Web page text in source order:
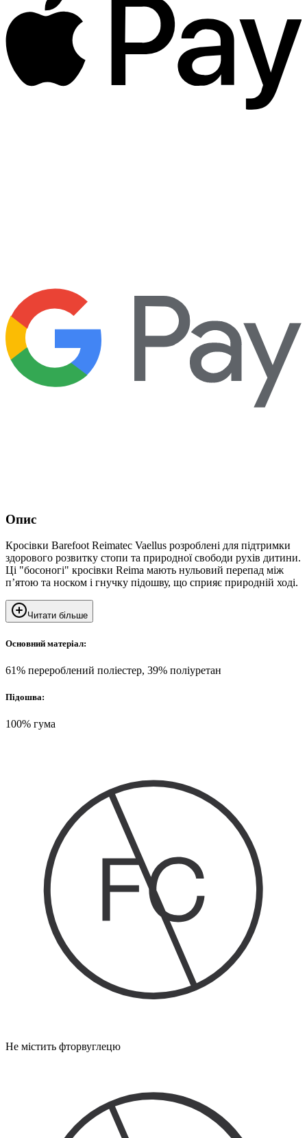
Опис
Кросівки Barefoot Reimatec Vaellus розроблені для підтримки
здорового розвитку стопи та природної свободи рухів дитини.
Ці "босоногі" кросівки Reima мають нульовий перепад між
п’ятою та носком і гнучку підошву, що сприяє природній ході.
Читати більше
Основний матеріал:
61% перероблений поліестер, 39% поліуретан
Підошва:
100% гума
Не містить фторвуглецю